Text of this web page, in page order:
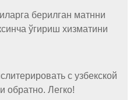
берилган матнни
ўгириш хизматини
с узбекской
обратно. Легко!